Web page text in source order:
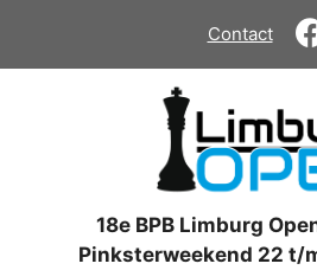
de
Contact
18e BPB Limburg
Pinksterweekend 22 t/